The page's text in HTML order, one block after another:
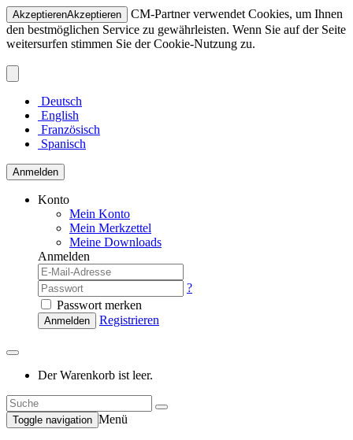
AkzeptierenAkzeptieren
CM-Partner verwendet Cookies, um Ihnen
den bestmöglichen Service zu gewährleisten. Wenn Sie auf der Seite
weitersurfen stimmen Sie der Cookie-Nutzung zu.
Deutsch
English
Französisch
Spanisch
Anmelden
Konto
Mein Konto
Mein Merkzettel
Meine Downloads
Anmelden
?
Passwort merken
Anmelden Registrieren
Der Warenkorb ist leer.
Toggle navigation Menü